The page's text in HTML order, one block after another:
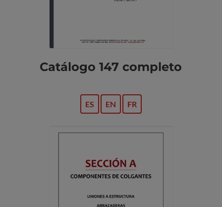
Catálogo 147 completo
ES EN FR